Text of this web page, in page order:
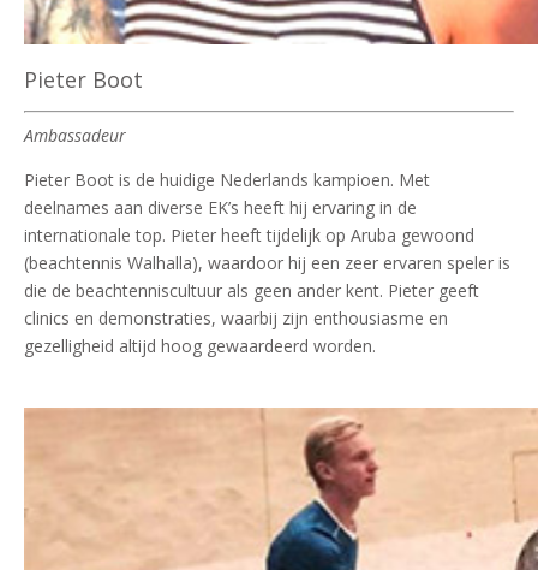
Pieter Boot
Ambassadeur
Pieter Boot is de huidige Nederlands kampioen. Met
deelnames aan diverse EK’s heeft hij ervaring in de
internationale top. Pieter heeft tijdelijk op Aruba gewoond
(beachtennis Walhalla), waardoor hij een zeer ervaren speler is
die de beachtenniscultuur als geen ander kent. Pieter geeft
clinics en demonstraties, waarbij zijn enthousiasme en
gezelligheid altijd hoog gewaardeerd worden.